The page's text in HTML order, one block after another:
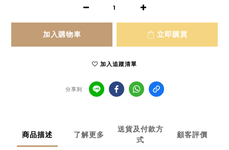
加入購物車 立即購買
加入追蹤清單
分享到
商品描述 了解更多
送貨及付款方
式
顧客評價